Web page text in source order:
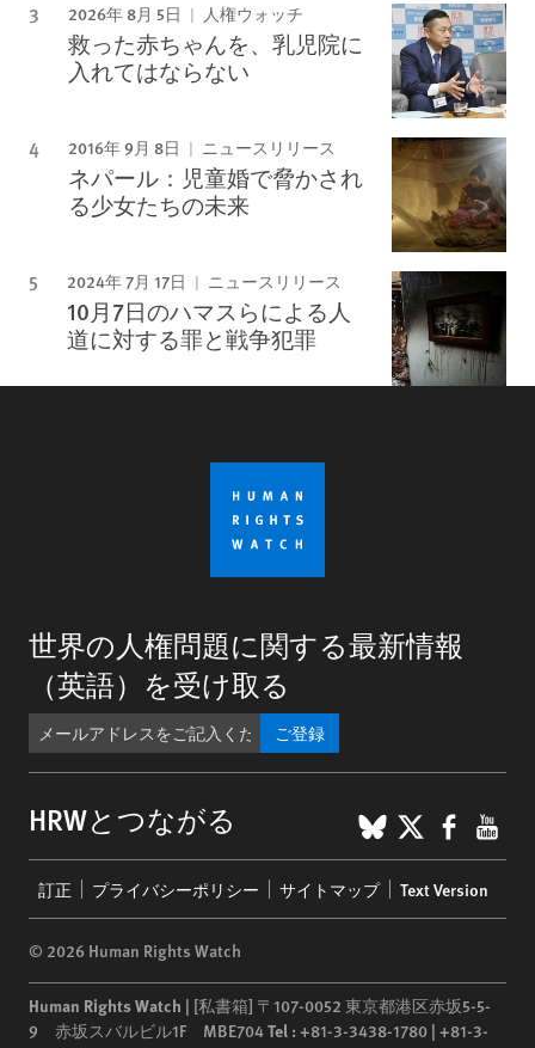
2026年 8月 5日 人権ウォッチ
救った赤ちゃんを、乳児院に
入れてはならない
2016年 9月 8日 ニュースリリース
ネパール：児童婚で脅かされ
る少女たちの未来
2024年 7月 17日 ニュースリリース
10月7日のハマスらによる人
道に対する罪と戦争犯罪
世界の人権問題に関する最新情報
（英語）を受け取る
ご登録
HRWとつながる BlueSky
X
menu
訂正 プライバシーポリシー サイトマップ Text Version
© 2026 Human Rights Watch
Human Rights Watch | [私書箱] 〒107-0052 東京都港区赤坂5-5-
9 赤坂スバルビル1F MBE704Tel :+81-3-3438-1780 | +81-3-